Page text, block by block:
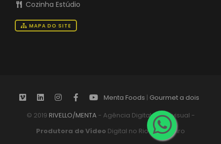
Fotografia/Vídeo
Cozinha Estúdio
Menta Foods|Gourmet a dois
© 2019RIVELLO/MENTA- Agência Digital Audiovisual -